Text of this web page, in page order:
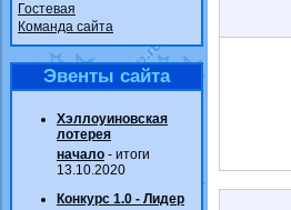
Гостевая
Команда сайта
Эвенты сайта
Хэллоуиновская
лотерея
начало - итоги
13.10.2020
Конкурс 1.0 - Лидер